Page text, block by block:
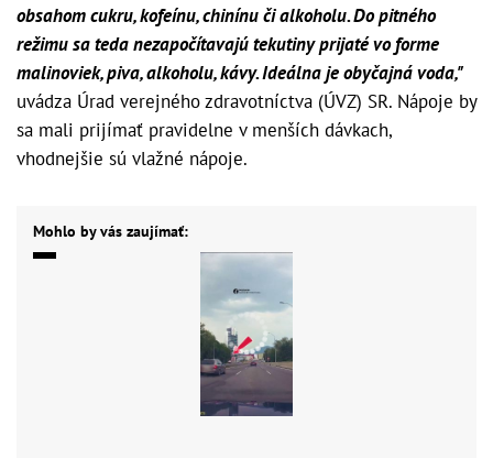
obsahom cukru, kofeínu, chinínu či alkoholu. Do pitného
režimu sa teda nezapočítavajú tekutiny prijaté vo forme
malinoviek, piva, alkoholu, kávy. Ideálna je obyčajná voda,"
uvádza Úrad verejného zdravotníctva (ÚVZ) SR. Nápoje by
sa mali prijímať pravidelne v menších dávkach,
vhodnejšie sú vlažné nápoje.
Mohlo by vás zaujímať: